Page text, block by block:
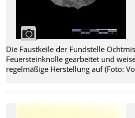
Die Faustkeile der Fundstelle
Feuersteinknolle gearbeitet und
regelmäßige Herstellung auf (Foto: